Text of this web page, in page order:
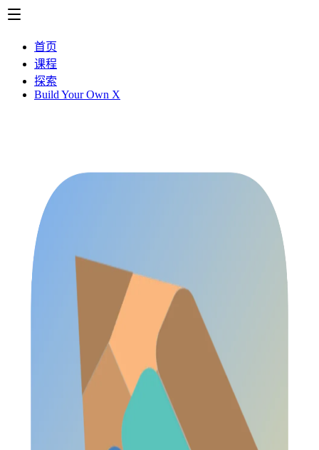
首页
课程
探索
Build Your Own X